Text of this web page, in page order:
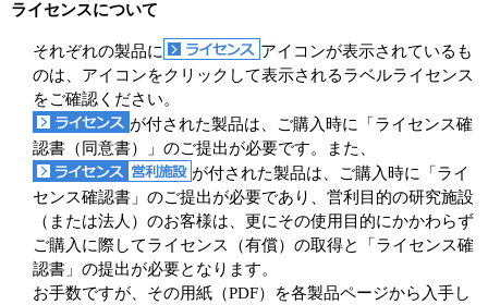
ライセンスについて
それぞれの製品に
アイコンが表示されているも
のは、アイコンをクリックして表示されるラベルライセンス
をご確認ください。
が付された製品は、ご購入時に「ライセンス確
認書（同意書）」のご提出が必要です。また、
が付された製品は、ご購入時に「ライ
センス確認書」のご提出が必要であり、営利目的の研究施設
（または法人）のお客様は、更にその使用目的にかかわらず
ご購入に際してライセンス（有償）の取得と「ライセンス確
認書」の提出が必要となります。
お手数ですが、その用紙（PDF）を各製品ページから入手し